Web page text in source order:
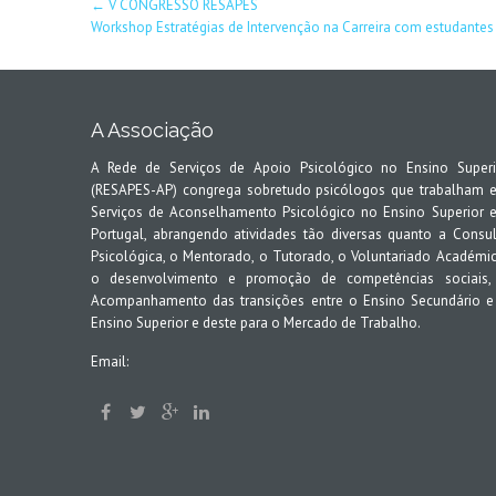
Post
navigation
← V CONGRESSO RESAPES
Workshop Estratégias de Intervenção na Carreira com
A Associação
A Rede de Serviços de Apoio Psicológico no Ensino
(RESAPES-AP) congrega sobretudo psicólogos que trabalham
Serviços de Aconselhamento Psicológico no Ensino Superior
Portugal, abrangendo atividades tão diversas quanto a
Psicológica, o Mentorado, o Tutorado, o Voluntariado
o desenvolvimento e promoção de competências
Acompanhamento das transições entre o Ensino Secundário
Ensino Superior e deste para o Mercado de Trabalho.
Email: